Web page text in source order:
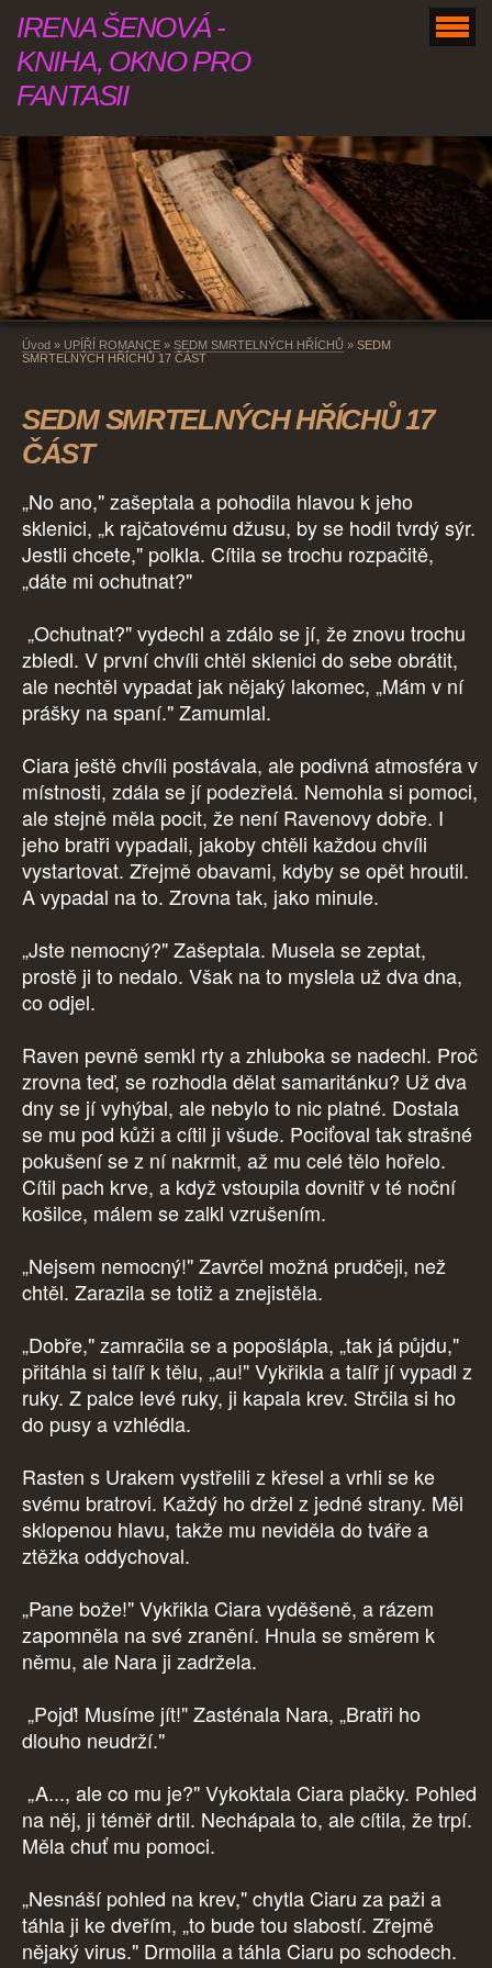
IRENA ŠENOVÁ -
KNIHA, OKNO PRO
FANTASII
Úvod » UPÍŘÍ ROMANCE » SEDM SMRTELNÝCH HŘÍCHŮ » SEDM
SMRTELNÝCH HŘÍCHŮ 17 ČÁST
SEDM SMRTELNÝCH HŘÍCHŮ 17
ČÁST
„No ano," zašeptala a pohodila hlavou k jeho
sklenici, „k rajčatovému džusu, by se hodil tvrdý sýr.
Jestli chcete," polkla. Cítila se trochu rozpačitě,
„dáte mi ochutnat?"
„Ochutnat?" vydechl a zdálo se jí, že znovu trochu
zbledl. V první chvíli chtěl sklenici do sebe obrátit,
ale nechtěl vypadat jak nějaký lakomec, „Mám v ní
prášky na spaní." Zamumlal.
Ciara ještě chvíli postávala, ale podivná atmosféra v
místnosti, zdála se jí podezřelá. Nemohla si pomoci,
ale stejně měla pocit, že není Ravenovy dobře. I
jeho bratři vypadali, jakoby chtěli každou chvíli
vystartovat. Zřejmě obavami, kdyby se opět hroutil.
A vypadal na to. Zrovna tak, jako minule.
„Jste nemocný?" Zašeptala. Musela se zeptat,
prostě ji to nedalo. Však na to myslela už dva dna,
co odjel.
Raven pevně semkl rty a zhluboka se nadechl. Proč
zrovna teď, se rozhodla dělat samaritánku? Už dva
dny se jí vyhýbal, ale nebylo to nic platné. Dostala
se mu pod kůži a cítil ji všude. Pociťoval tak strašné
pokušení se z ní nakrmit, až mu celé tělo hořelo.
Cítil pach krve, a když vstoupila dovnitř v té noční
košilce, málem se zalkl vzrušením.
„Nejsem nemocný!" Zavrčel možná prudčeji, než
chtěl. Zarazila se totiž a znejistěla.
„Dobře," zamračila se a popošlápla, „tak já půjdu,"
přitáhla si talíř k tělu, „au!" Vykřikla a talíř jí vypadl z
ruky. Z palce levé ruky, ji kapala krev. Strčila si ho
do pusy a vzhlédla.
Rasten s Urakem vystřelili z křesel a vrhli se ke
svému bratrovi. Každý ho držel z jedné strany. Měl
sklopenou hlavu, takže mu neviděla do tváře a
ztěžka oddychoval.
„Pane bože!" Vykřikla Ciara vyděšeně, a rázem
zapomněla na své zranění. Hnula se směrem k
němu, ale Nara ji zadržela.
„Pojď! Musíme jít!" Zasténala Nara, „Bratři ho
dlouho neudrží."
„A..., ale co mu je?" Vykoktala Ciara plačky. Pohled
na něj, ji téměř drtil. Nechápala to, ale cítila, že trpí.
Měla chuť mu pomoci.
„Nesnáší pohled na krev," chytla Ciaru za paži a
táhla ji ke dveřím, „to bude tou slabostí. Zřejmě
nějaký virus." Drmolila a táhla Ciaru po schodech.